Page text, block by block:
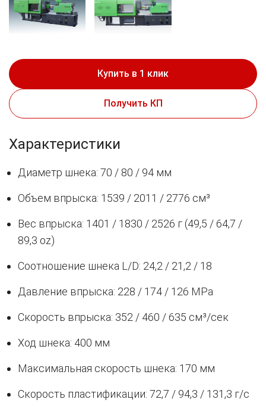
Купить в 1 клик
Получить КП
Характеристики
Диаметр шнека: 70 / 80 / 94 мм
Объем впрыска: 1539 / 2011 / 2776 см³
Вес впрыска: 1401 / 1830 / 2526 г (49,5 / 64,7 /
89,3 oz)
Соотношение шнека L/D: 24,2 / 21,2 / 18
Давление впрыска: 228 / 174 / 126 MPa
Скорость впрыска: 352 / 460 / 635 см³/сек
Ход шнека: 400 мм
Максимальная скорость шнека: 170 мм
Скорость пластификации: 72,7 / 94,3 / 131,3 г/с